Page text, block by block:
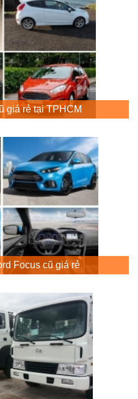
giá rẻ tại TPHCM
Focus cũ giá rẻ